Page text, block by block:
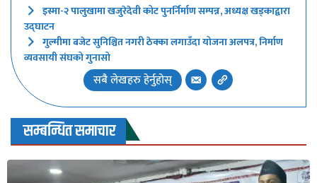
इस्मा-२ पालुखामा खजुरेदेवी कोट पुनर्निर्माण सम्पन्न, अध्यक्ष खड्काद्वारा
उद्घाटन
गुल्मीमा बजेट सुनिश्चित नगरी ठेक्का लगाउँदा योजना अलपत्र, निर्माण
व्यवसायी संघको गुनासो
सबै लेखहरु हेर्नुहोस्
सम्बन्धित समाचार